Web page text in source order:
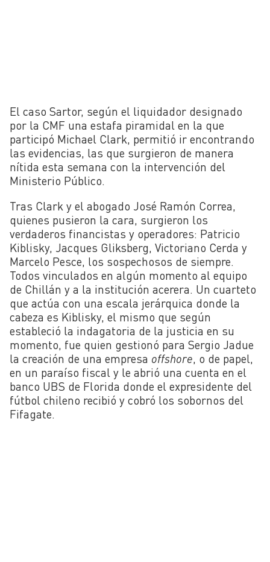
El caso Sartor, según el liquidador designado
por la CMF una estafa piramidal en la que
participó Michael Clark, permitió ir encontrando
las evidencias, las que surgieron de manera
nítida esta semana con la intervención del
Ministerio Público.
Tras Clark y el abogado José Ramón Correa,
quienes pusieron la cara, surgieron los
verdaderos financistas y operadores: Patricio
Kiblisky, Jacques Gliksberg, Victoriano Cerda y
Marcelo Pesce, los sospechosos de siempre.
Todos vinculados en algún momento al equipo
de Chillán y a la institución acerera. Un cuarteto
que actúa con una escala jerárquica donde la
cabeza es Kiblisky, el mismo que según
estableció la indagatoria de la justicia en su
momento, fue quien gestionó para Sergio Jadue
la creación de una empresa offshore, o de papel,
en un paraíso fiscal y le abrió una cuenta en el
banco UBS de Florida donde el expresidente del
fútbol chileno recibió y cobró los sobornos del
Fifagate.